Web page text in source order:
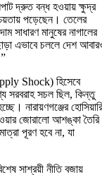
দ্রুত বন্ধ হওয়ায় ক্ষুদ্র
পড়েছেন। তেলের
সাধারণ মানুষের নাগালের
এভাবে চললে দেশ
Shock) হিসেবে
সরবরাহ সচল ছিল, কিন্তু
নারায়ণগঞ্জের হোসিয়ারি
হওয়ার জোরালো আশঙ্কা তৈরি
পূরণ হবে না, যা
সাশ্রয়ী নীতি বজায়